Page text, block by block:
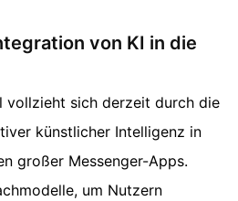
von KI in die
vollzieht sich derzeit durch die
künstlicher Intelligenz in
großer Messenger-Apps.
um Nutzern